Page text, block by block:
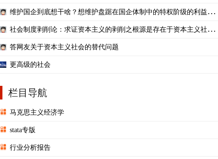
维护国企到底想干啥？想维护盘踞在国企体制中的特权阶级的利益
社会制度剥削论：求证资本主义的剥削之根源是存在于资本主义社会
答网友关于资本主义社会的替代问题
更高级的社会
栏目导航
马克思主义经济学
stata专版
行业分析报告